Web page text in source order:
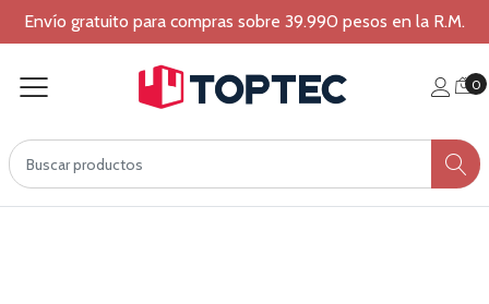
Envío gratuito para compras sobre 39.990 pesos en la R.M.
0